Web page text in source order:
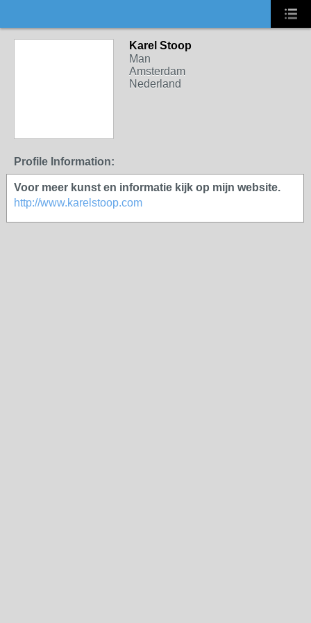
Karel Stoop
Man
Amsterdam
Nederland
Profile Information:
Voor meer kunst en informatie kijk op mijn website.
http://www.karelstoop.com